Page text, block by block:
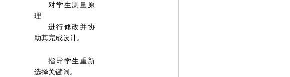
对学生测量原
理
进行修改并协
助其完成设计。
指导学生重新
选择关键词。